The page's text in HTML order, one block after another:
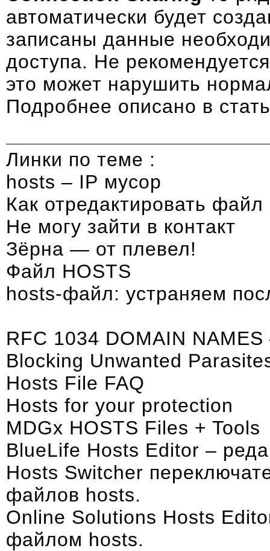
автоматически будет
записаны данные
доступа. Не
это может нарушить
Подробнее описано в
Линки по теме :
hosts – IP мусор
Как отредактировать
Не могу зайти в контакт
Зёрна — от плевел!
Файл HOSTS
hosts-файл: устраняем
RFC 1034 DOMAIN
Blocking Unwanted
Hosts File FAQ
Hosts for your protection
MDGx HOSTS Files + Tools
BlueLife Hosts Editor –
Hosts Switcher
файлов hosts.
Online Solutions Hosts
файлом hosts.